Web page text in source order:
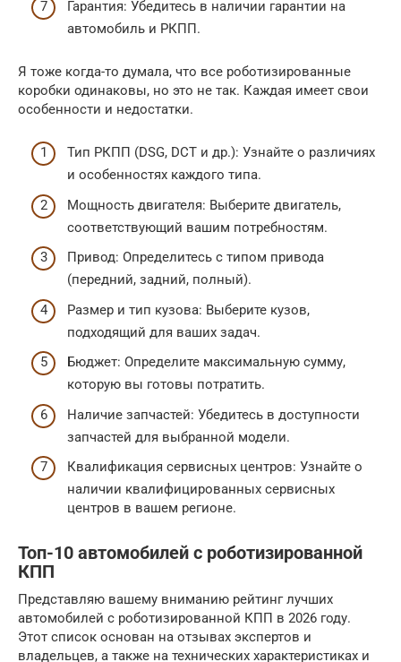
Гарантия: Убедитесь в наличии гарантии на
автомобиль и РКПП.
Я тоже когда-то думала, что все роботизированные
коробки одинаковы, но это не так. Каждая имеет свои
особенности и недостатки.
Тип РКПП (DSG, DCT и др.): Узнайте о различиях
и особенностях каждого типа.
Мощность двигателя: Выберите двигатель,
соответствующий вашим потребностям.
Привод: Определитесь с типом привода
(передний, задний, полный).
Размер и тип кузова: Выберите кузов,
подходящий для ваших задач.
Бюджет: Определите максимальную сумму,
которую вы готовы потратить.
Наличие запчастей: Убедитесь в доступности
запчастей для выбранной модели.
Квалификация сервисных центров: Узнайте о
наличии квалифицированных сервисных
центров в вашем регионе.
Топ-10 автомобилей с роботизированной
КПП
Представляю вашему вниманию рейтинг лучших
автомобилей с роботизированной КПП в 2026 году.
Этот список основан на отзывах экспертов и
владельцев, а также на технических характеристиках и